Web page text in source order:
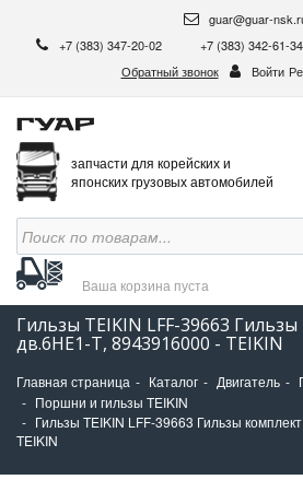
guar@guar-
+7 (383) 347-20-02
+7 (383) 342-61-34
Обратный звонок
Войти
запчасти для корейских и
японских грузовых автомобилей
Ваша корзина пуста
Гильзы TEIKIN LFF-39663
дв.6HE1-T, 8943916000 - TEIKIN
Главная страница Каталог Двигатель
Поршни и гильзы TEIKIN
Гильзы TEIKIN LFF-39663 Гильзы
TEIKIN